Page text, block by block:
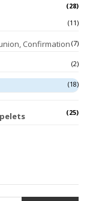
(28)
(11)
Confirmation(7)
(2)
(18)
(25)